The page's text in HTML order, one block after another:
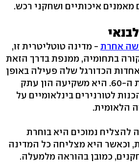
מאמנים איכותיים ושחקני רכש.
אחרת - מדינה טוטליטרית זו,
בתחומיה, ממנפת בדרך הזאת
הכדורגל שלה פעילה באופן
בינלאומי כבר משנות ה-60. היא משקיעה הון עתק
לטורנירים בינלאומיים על
הלאומית.
להצליח נמוכים היא בוחרת
וכאשר היא מצליחה כל המדינה
כמובן בהוראה מלמעלה.